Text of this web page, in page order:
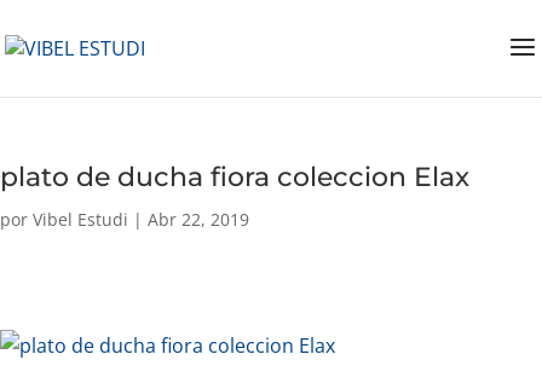
plato de ducha fiora coleccion Elax
por Vibel Estudi | Abr 22, 2019